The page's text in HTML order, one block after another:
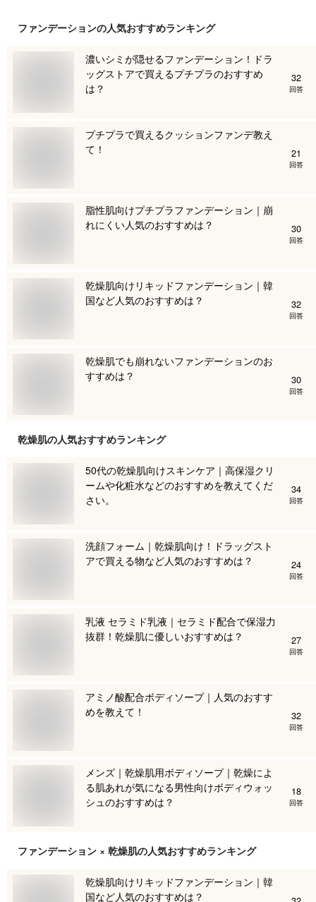
ファンデーションの人気おすすめランキング
濃いシミが隠せるファンデーション！ドラ
ッグストアで買えるプチプラのおすすめ
は？
32
回答
プチプラで買えるクッションファンデ教え
て！
21
回答
脂性肌向けプチプラファンデーション｜崩
れにくい人気のおすすめは？
30
回答
乾燥肌向けリキッドファンデーション｜韓
国など人気のおすすめは？
32
回答
乾燥肌でも崩れないファンデーションのお
すすめは？
30
回答
乾燥肌の人気おすすめランキング
50代の乾燥肌向けスキンケア｜高保湿クリ
ームや化粧水などのおすすめを教えてくだ
さい。
34
回答
洗顔フォーム｜乾燥肌向け！ドラッグスト
アで買える物など人気のおすすめは？
24
回答
乳液 セラミド乳液｜セラミド配合で保湿力
抜群！乾燥肌に優しいおすすめは？
27
回答
アミノ酸配合ボディソープ｜人気のおすす
めを教えて！
32
回答
メンズ｜乾燥肌用ボディソープ｜乾燥によ
る肌あれが気になる男性向けボディウォッ
シュのおすすめは？
18
回答
ファンデーション × 乾燥肌の人気おすすめランキング
乾燥肌向けリキッドファンデーション｜韓
国など人気のおすすめは？